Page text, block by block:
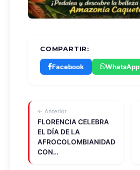
COMPARTIR:
Facebook WhatsApp
← Anterior
FLORENCIA CELEBRA
EL DÍA DE LA
AFROCOLOMBIANIDAD
CON…